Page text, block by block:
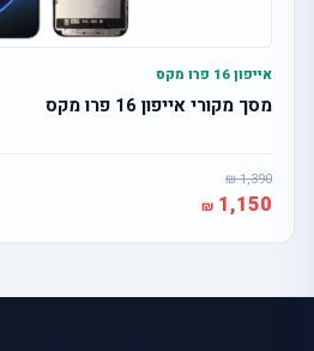
אייפון 16 פרו מקס
מסך מקורי אייפון 16 פרו מקס
1,390
1,150